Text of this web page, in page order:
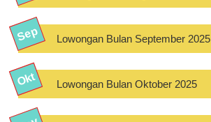
Lowongan Bulan September 2025
Lowongan Bulan Oktober 2025